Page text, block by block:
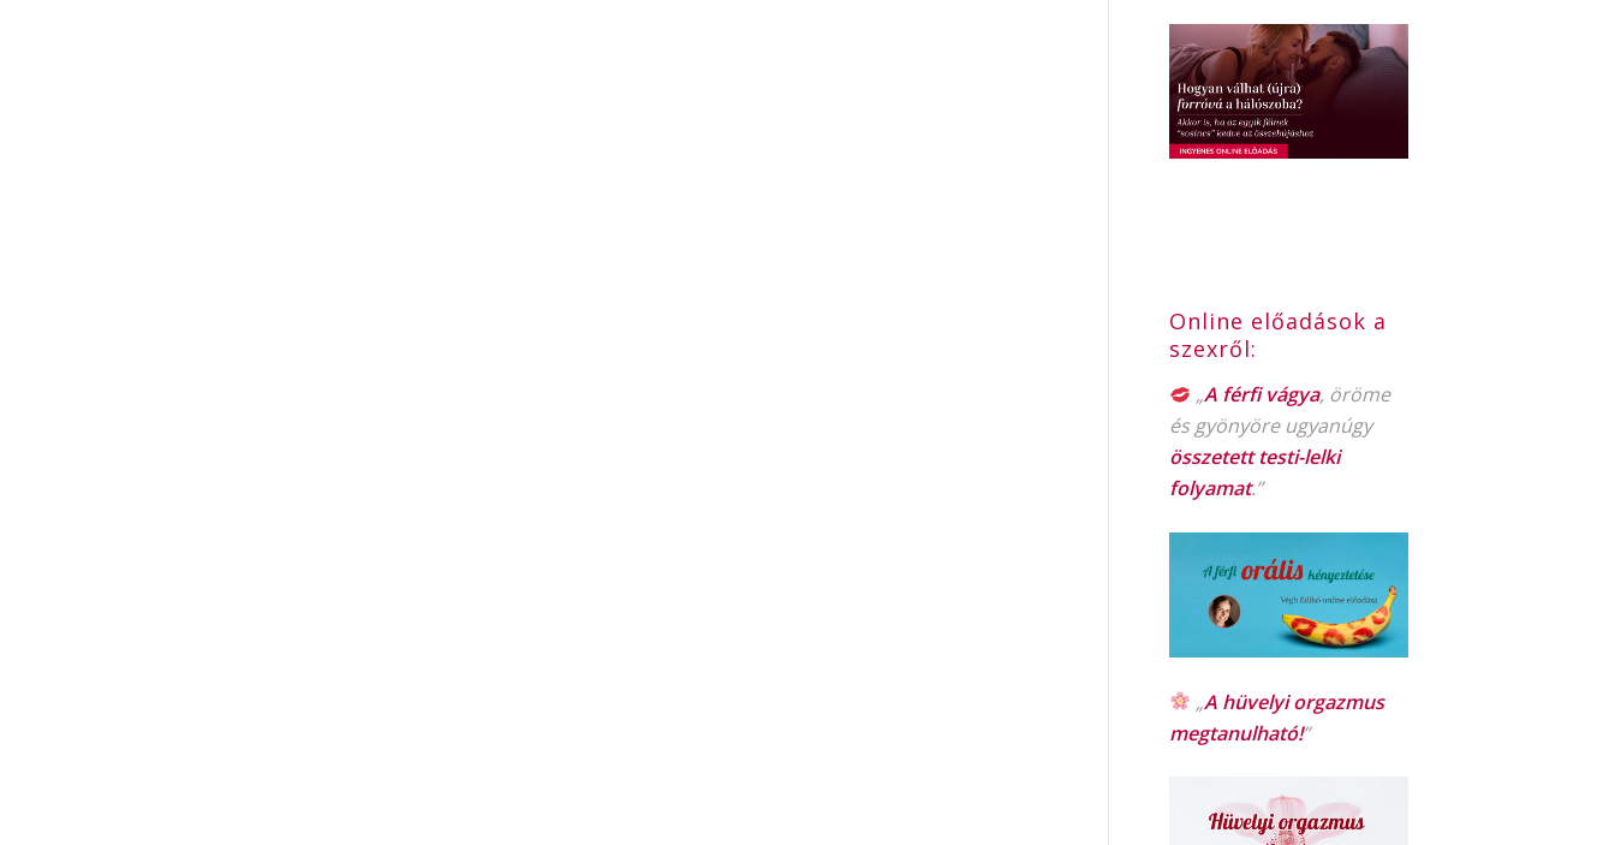
Online előadások a
szexről:
„A férfi vágya, öröme
és gyönyöre ugyanúgy
összetett testi-lelki
folyamat.”
„A hüvelyi orgazmus
megtanulható!”